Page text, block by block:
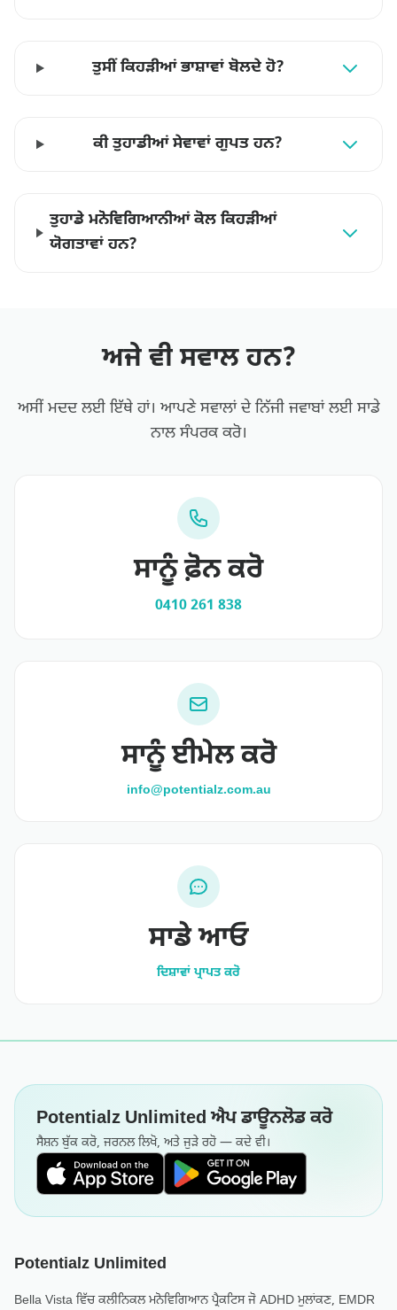
ਤੁਸੀਂ ਕਿਹੜੀਆਂ ਭਾਸ਼ਾਵਾਂ ਬੋਲਦੇ ਹੋ?
ਕੀ ਤੁਹਾਡੀਆਂ ਸੇਵਾਵਾਂ ਗੁਪਤ ਹਨ?
ਤੁਹਾਡੇ ਮਨੋਵਿਗਿਆਨੀਆਂ ਕੋਲ ਕਿਹੜੀਆਂ
ਯੋਗਤਾਵਾਂ ਹਨ?
ਅਜੇ ਵੀ ਸਵਾਲ ਹਨ?
ਅਸੀਂ ਮਦਦ ਲਈ ਇੱਥੇ ਹਾਂ। ਆਪਣੇ ਸਵਾਲਾਂ ਦੇ ਨਿੱਜੀ ਜਵਾਬਾਂ ਲਈ ਸਾਡੇ
ਨਾਲ ਸੰਪਰਕ ਕਰੋ।
ਸਾਨੂੰ ਫ਼ੋਨ ਕਰੋ
0410 261 838
ਸਾਨੂੰ ਈਮੇਲ ਕਰੋ
info@potentialz.com.au
ਸਾਡੇ ਆਓ
ਦਿਸ਼ਾਵਾਂ ਪ੍ਰਾਪਤ ਕਰੋ
Potentialz Unlimited ਐਪ ਡਾਊਨਲੋਡ ਕਰੋ
ਸੈਸ਼ਨ ਬੁੱਕ ਕਰੋ, ਜਰਨਲ ਲਿਖੋ, ਅਤੇ ਜੁੜੇ ਰਹੋ — ਕਦੇ ਵੀ।
Potentialz Unlimited
Bella Vista ਵਿੱਚ ਕਲੀਨਿਕਲ ਮਨੋਵਿਗਿਆਨ ਪ੍ਰੈਕਟਿਸ ਜੋ ADHD ਮੁਲਾਂਕਣ, EMDR